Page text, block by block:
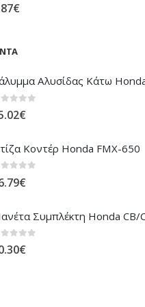
€
Αλυσίδας Κάτω
€
Κοντέρ Honda FMX-650
€
Συμπλέκτη Honda CB/
out of 5
€